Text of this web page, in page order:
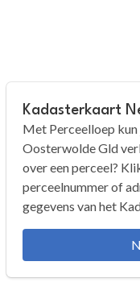
Kadasterkaart
Met Perceelloep
Oosterwolde Gld
over een perceel?
perceelnummer of
gegevens van het